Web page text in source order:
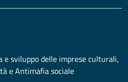
e sviluppo delle imprese culturali,
e Antimafia sociale